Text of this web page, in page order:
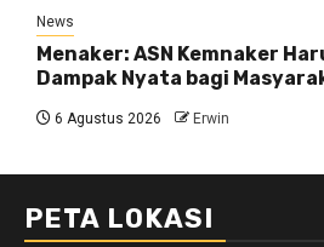
News
Menaker: ASN Kemnaker
Dampak Nyata bagi
6 Agustus 2026 Erwin
PETA LOKASI